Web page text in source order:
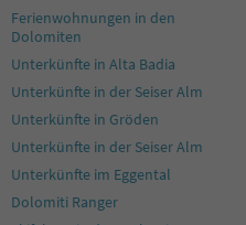
43
44
46
47
48
49
51
52
Ferienwohnungen in den
Dolomiten
Unterkünfte in Alta Badia
Unterkünfte in der Seiser Alm
Unterkünfte in Gröden
Unterkünfte in der Seiser Alm
Unterkünfte im Eggental
Dolomiti Ranger